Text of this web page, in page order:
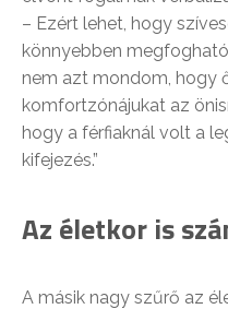
– Ezért lehet, hogy
könnyebben
nem azt mondom, hogy
komfortzónájukat az
hogy a férfiaknál volt a
kifejezés.”
Az életkor is
A másik nagy szűrő az